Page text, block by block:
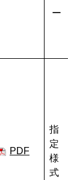
ー
PDF
指
定
様
式